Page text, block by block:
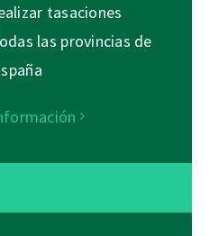
tasaciones
las provincias de